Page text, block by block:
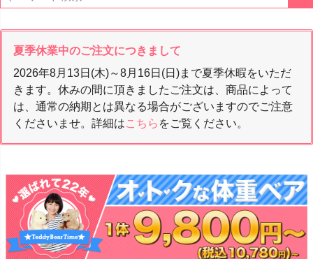
夏季休業中のご注文につきまして
2026年8月13日(木)～8月16日(日)まで夏季休暇をいただ
きます。休みの間に頂きましたご注文は、商品によって
は、通常の納期とは異なる場合がございますのでご注意
くださいませ。詳細はこちら をご覧ください。